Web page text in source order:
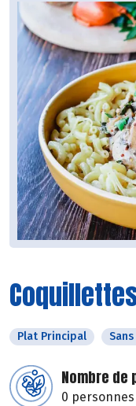
Plat Principal
Nombre de
0 personnes